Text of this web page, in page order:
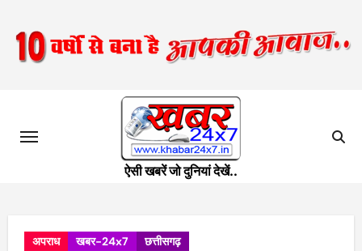
content
ऐसी खबरें जो दुनियां देखें..
अपराध खबर-24x7 छत्तीसगढ़